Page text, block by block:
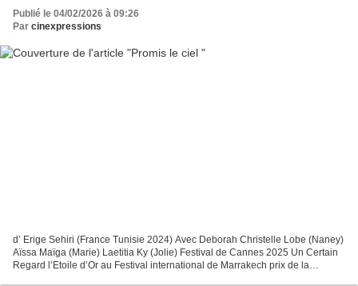
Publié le 04/02/2026 à 09:26
Par cinexpressions
d’ Erige Sehiri (France Tunisie 2024) Avec Deborah Christelle Lobe (Naney)
Aïssa Maïga (Marie) Laetitia Ky (Jolie) Festival de Cannes 2025 Un Certain
Regard l’Etoile d’Or au Festival international de Marrakech prix de la